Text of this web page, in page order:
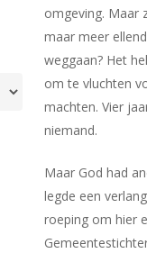
omgeving. Maar
maar meer
weggaan? Het
om te vluchten
machten. Vier
niemand.
Maar God had
legde een
roeping om hier